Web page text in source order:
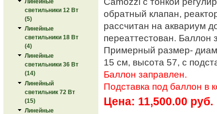
светильники 12 Вт
(5)
Линейные
светильники 18 Вт
(4)
Линейные
светильники 36 Вт
(14)
Линейный
светильник 72 Вт
(15)
Линейные
обратный клапан,
рассчитан на аквариум
переаттестован. Баллон
Примерный размер-
15 см, высота 57, с
Баллон заправлен.
Подставка под баллон в
Цена: 11,500.00 руб.